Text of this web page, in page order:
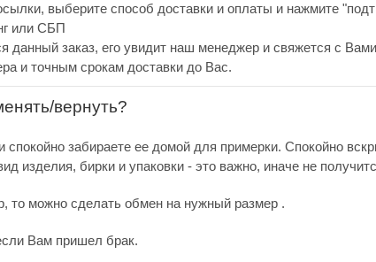
выберите способ доставки и оплаты и нажмите
или СБП
данный заказ, его увидит наш менеджер и свяжется с
и точным срокам доставки до Вас.
вернуть?
забираете ее домой для примерки. Спокойно
изделия, бирки и упаковки - это важно, иначе не
то можно сделать обмен на нужный размер .
Вам пришел брак.